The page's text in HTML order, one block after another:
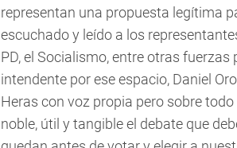
representan una propuesta legítima
escuchado y leído a los
PD, el Socialismo, entre otras
intendente por ese espacio, Daniel
Heras con voz propia pero sobre
noble, útil y tangible el debate que